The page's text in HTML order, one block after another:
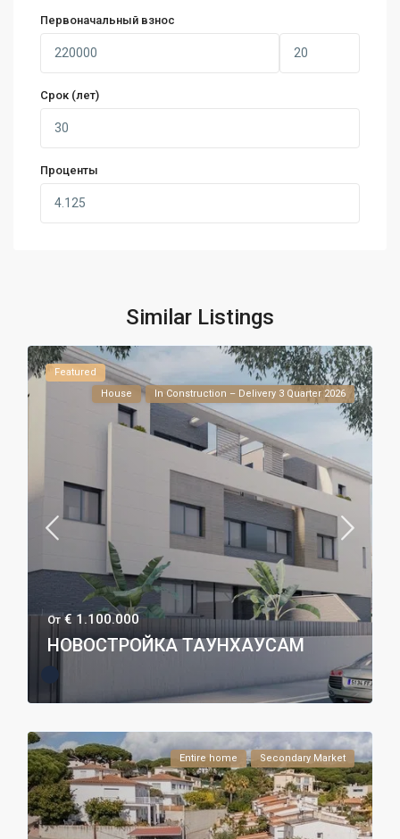
Первоначальный взнос
Срок (лет)
Проценты
Similar Listings
Featured
House
In Construction – Delivery 3 Quarter 2026
От€ 1.100.000
НОВОСТРОЙКА ТАУНХАУСАМ
Entire home Secondary Market